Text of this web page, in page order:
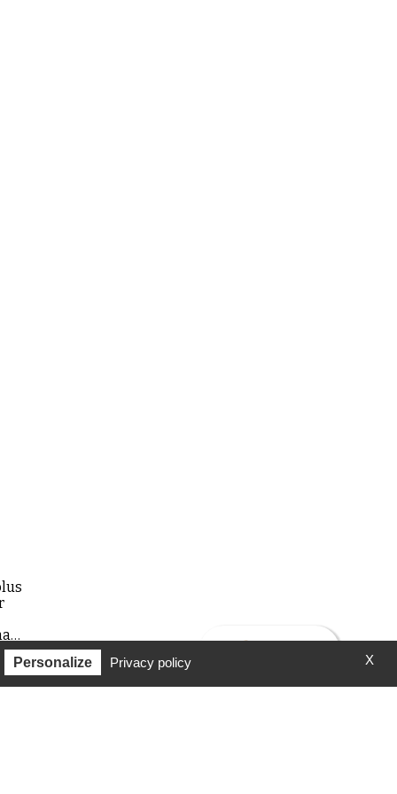
X
Personalize Privacy policy